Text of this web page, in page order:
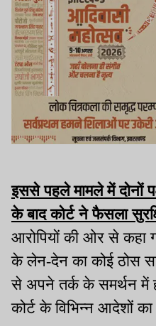
इससे पहले मामले में दोनों
के बाद कोर्ट ने फैसला
आरोपियों की ओर से कहा
के लेन-देन का कोई ठोस
से अपने तर्क के समर्थन में
कोर्ट के विभिन्न आदेशों का